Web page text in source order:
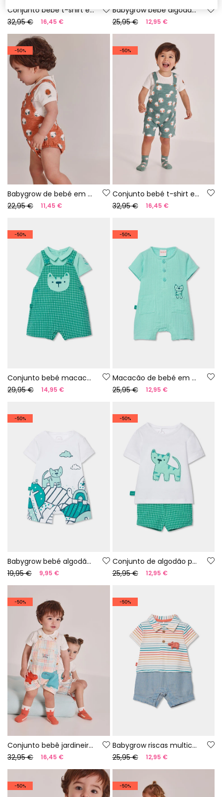
Conjunto bebé t-shirt e jardineiras algodão xadrez
32,95 €
16,45 €
Babygrow bebé algodão branco
25,95 €
12,95 €
-50%
Babygrow de bebé em algodão estampado
22,95 €
11,45 €
-50%
Conjunto bebé t-shirt e macacão de algodão estampado
32,95 €
16,45 €
-50%
Conjunto bebé macacão e camisa de algodão aos quadrados
29,95 €
14,95 €
-50%
Macacão de bebé em algodão verde
25,95 €
12,95 €
-50%
Babygrow bebé algodão cor branca
19,95 €
9,95 €
-50%
Conjunto de algodão para bebé em branco e verde
25,95 €
12,95 €
-50%
Conjunto bebê jardineira xadrez algodão
32,95 €
16,45 €
-50%
Babygrow riscas multicolor algodão
25,95 €
12,95 €
-50% -50%